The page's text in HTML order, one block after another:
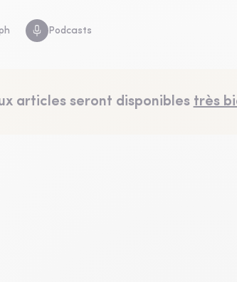
Podcasts
articles seront disponibles très